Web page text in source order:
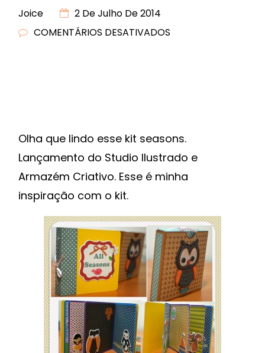
Joice
2 De Julho De 2014
COMENTÁRIOS DESATIVADOS
COLLAB
ARMAZÉM
E
STUDIO
ILUSTRADO
E
PAP
3D
DE
IMPRESSÃO
E
Olha que lindo esse kit seasons.
Lançamento do Studio Ilustrado e
Armazém Criativo. Esse é minha
inspiração com o kit.